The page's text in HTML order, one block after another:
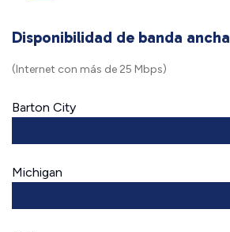
Disponibilidad de banda ancha
(Internet con más de 25 Mbps)
Barton City
Michigan